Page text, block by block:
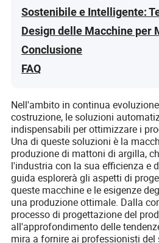
Sostenibile e Intelligente:
Design delle Macchine per
Conclusione
FAQ
Nell'ambito in continua
costruzione, le soluzioni
indispensabili per ottimizzare i
Una di queste soluzioni è la
produzione di mattoni di argilla,
l'industria con la sua efficienza e
guida esplorerà gli aspetti di
queste macchine e le esigenze
una produzione ottimale. Dalla
processo di progettazione del
all'approfondimento delle
mira a fornire ai professionisti del